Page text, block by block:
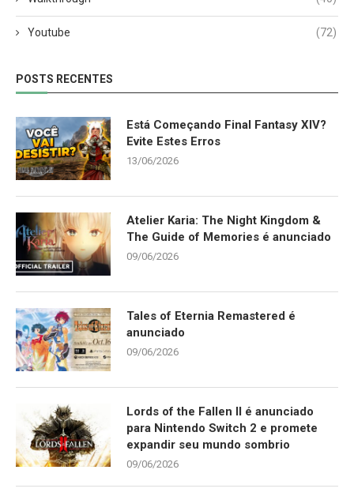
Youtube (72)
POSTS RECENTES
Está Começando Final Fantasy XIV?
Evite Estes Erros
13/06/2026
Atelier Karia: The Night Kingdom &
The Guide of Memories é anunciado
09/06/2026
Tales of Eternia Remastered é
anunciado
09/06/2026
Lords of the Fallen II é anunciado
para Nintendo Switch 2 e promete
expandir seu mundo sombrio
09/06/2026